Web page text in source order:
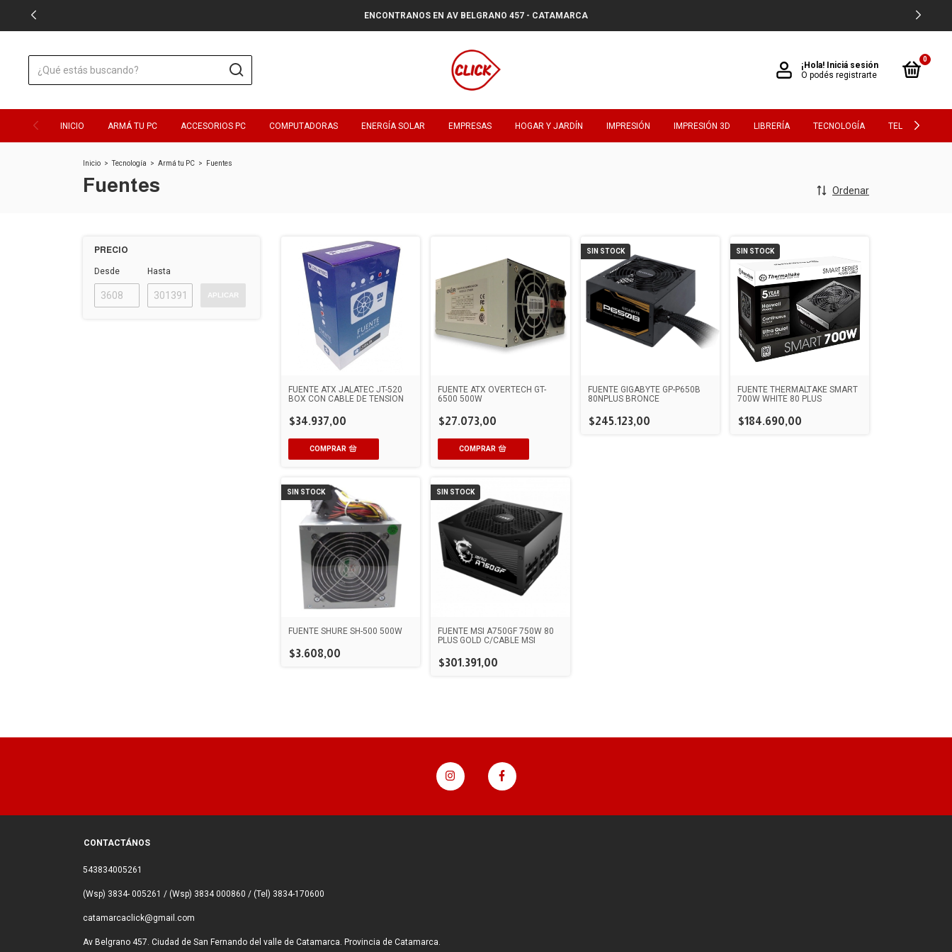
ENCONTRANOS EN AV BELGRANO 457 - CATAMARCA
¡Hola! Iniciá sesión
O podés registrarte
0
INICIO ARMÁ TU PC ACCESORIOS PC COMPUTADORAS ENERGÍA SOLAR EMPRESAS HOGAR Y JARDÍN IMPRESIÓN IMPRESIÓN 3D LIBRERÍA TECNOLOGÍA TELEVISORES
Inicio > Tecnología > Armá tu PC > Fuentes
Fuentes Ordenar
PRECIO
Desde Hasta
APLICAR
FUENTE ATX JALATEC JT-520
BOX CON CABLE DE TENSION
$34.937,00
FUENTE ATX OVERTECH GT-
6500 500W
$27.073,00
SIN STOCK
FUENTE GIGABYTE GP-P650B
80NPLUS BRONCE
$245.123,00
SIN STOCK
FUENTE THERMALTAKE SMART
700W WHITE 80 PLUS
$184.690,00
SIN STOCK
FUENTE SHURE SH-500 500W
$3.608,00
SIN STOCK
FUENTE MSI A750GF 750W 80
PLUS GOLD C/CABLE MSI
$301.391,00
CONTACTÁNOS
543834005261
(Wsp) 3834- 005261 / (Wsp) 3834 000860 / (Tel) 3834-170600
catamarcaclick@gmail.com
Av Belgrano 457. Ciudad de San Fernando del valle de Catamarca. Provincia de Catamarca.